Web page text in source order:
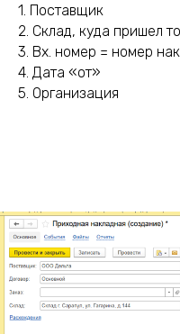
1. Поставщик
2. Склад, куда пришел
3. Вх. номер = номер
4. Дата «от»
5. Организация